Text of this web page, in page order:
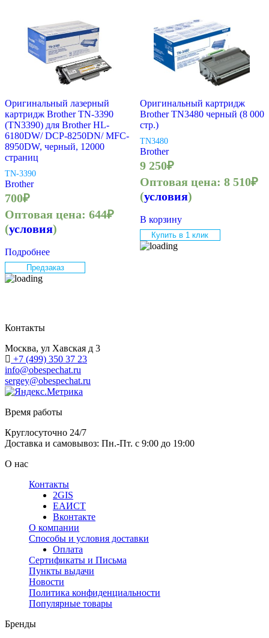
Оригинальный лазерный
картридж Brother TN-3390
(TN3390) для Brother HL-
6180DW/ DCP-8250DN/ MFC-
8950DW, черный, 12000
страниц
TN-3390
Brother
700₽
Оптовая цена: 644₽
(условия)
Подробнее
Предзаказ
Оригинальный картридж
Brother TN3480 черный (8 000
стр.)
TN3480
Brother
9 250₽
Оптовая цена: 8 510₽
(условия)
В корзину
Купить в 1 клик
Контакты
Москва, ул Хавская д 3
+7 (499) 350 37 23
info@obespechat.ru
sergey@obespechat.ru
Время работы
Круглосуточно 24/7
Доставка и самовывоз: Пн.-Пт. с 9:00 до 19:00
О нас
Контакты
2GIS
ЕАИСТ
Вконтакте
О компании
Способы и условия доставки
Оплата
Сертификаты и Письма
Пункты выдачи
Новости
Политика конфиденциальности
Популярные товары
Бренды